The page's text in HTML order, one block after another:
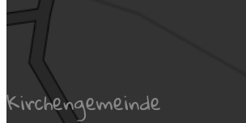
Kirchengemeinde